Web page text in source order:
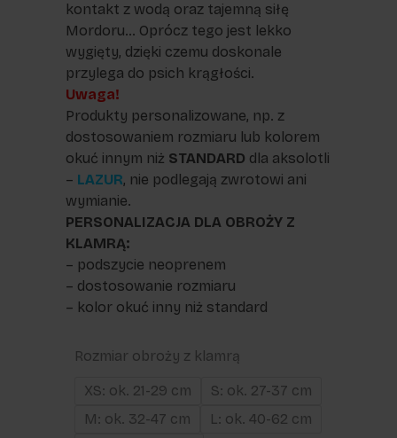
kontakt z wodą oraz tajemną siłę
Mordoru… Oprócz tego jest lekko
wygięty, dzięki czemu doskonale
przylega do psich krągłości.
Uwaga!
Produkty personalizowane, np. z
dostosowaniem rozmiaru lub kolorem
okuć innym niż STANDARD dla aksolotli
– LAZUR, nie podlegają zwrotowi ani
wymianie.
PERSONALIZACJA DLA OBROŻY Z
KLAMRĄ:
– podszycie neoprenem
– dostosowanie rozmiaru
– kolor okuć inny niż standard
Rozmiar obroży z klamrą
XS: ok. 21-29 cm
S: ok. 27-37 cm
M: ok. 32-47 cm
L: ok. 40-62 cm